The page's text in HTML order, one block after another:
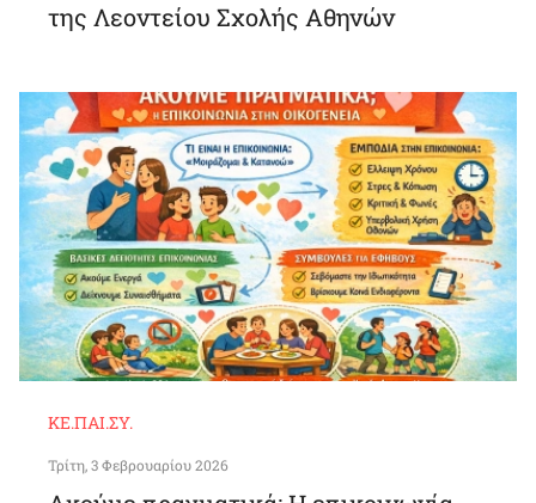
της Λεοντείου Σχολής Αθηνών
ΚΕ.ΠΑΙ.ΣΥ.
Τρίτη, 3 Φεβρουαρίου 2026